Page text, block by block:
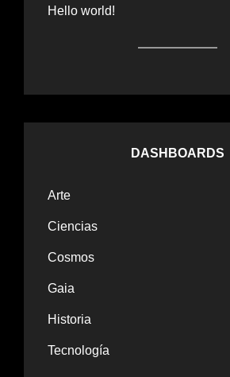
Hello world!
DASHBOARDS
Arte
Ciencias
Cosmos
Gaia
Historia
Tecnología